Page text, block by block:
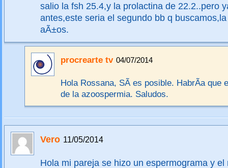
salio la fsh 25.4,y la prolactina de 22.2..pero
antes,este seria el segundo bb q
aÃ±os.
procrearte tv 04/07/2014
Hola Rossana, SÃ­ es posible. HabrÃ­a que
de la azoospermia. Saludos.
Vero 11/05/2014
Hola mi pareja se hizo un espermograma y el